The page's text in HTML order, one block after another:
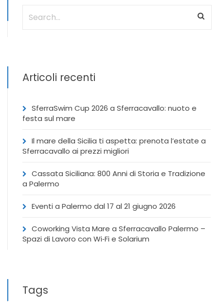
Articoli recenti
festa sul mare
Sferracavallo ai prezzi migliori
a Palermo
Spazi di Lavoro con Wi‑Fi e Solarium